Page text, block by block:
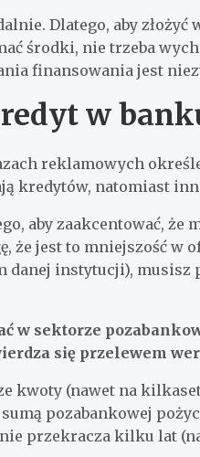
Dlatego, aby
środki, nie trzeba
finansowania jest
w
reklamowych
kredytów, natomiast
aby zaakcentować, że
że jest to mniejszość w
danej instytucji), musisz
w sektorze
się przelewem
kwoty (nawet na
pozabankowej
przekracza kilku lat